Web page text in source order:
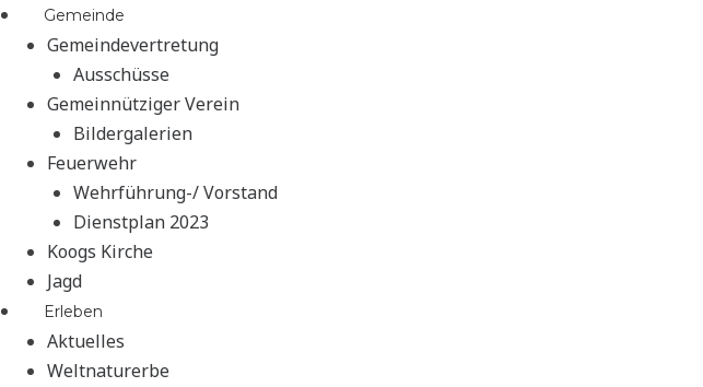
Gemeinde
Gemeindevertretung
Ausschüsse
Gemeinnütziger Verein
Bildergalerien
Feuerwehr
Wehrführung-/ Vorstand
Dienstplan 2023
Koogs Kirche
Jagd
Erleben
Aktuelles
Weltnaturerbe
Menü